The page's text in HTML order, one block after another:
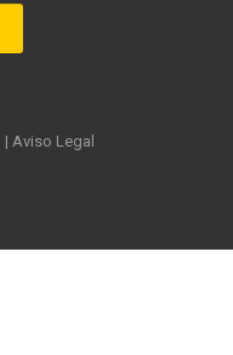
| Aviso Legal